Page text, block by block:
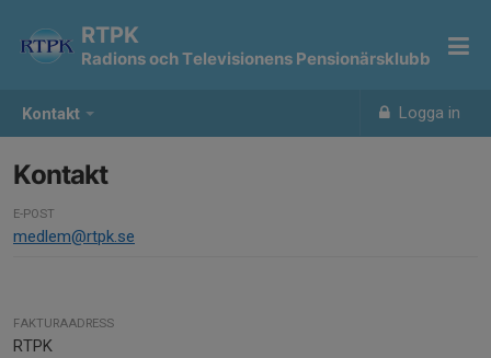
Kontakt Logga in
RTPK
Radions och Televisionens Pensionärsklubb
Kontakt
E-POST
medlem@rtpk.se
FAKTURAADRESS
RTPK